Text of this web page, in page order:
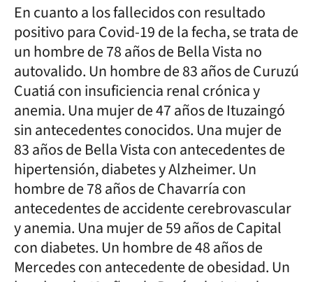
En cuanto a los fallecidos con resultado
positivo para Covid-19 de la fecha, se trata de
un hombre de 78 años de Bella Vista no
autovalido. Un hombre de 83 años de Curuzú
Cuatiá con insuficiencia renal crónica y
anemia. Una mujer de 47 años de Ituzaingó
sin antecedentes conocidos. Una mujer de
83 años de Bella Vista con antecedentes de
hipertensión, diabetes y Alzheimer. Un
hombre de 78 años de Chavarría con
antecedentes de accidente cerebrovascular
y anemia. Una mujer de 59 años de Capital
con diabetes. Un hombre de 48 años de
Mercedes con antecedente de obesidad. Un